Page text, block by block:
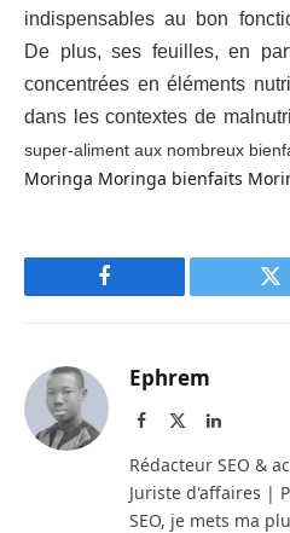
indispensables au bon
De plus, ses feuilles, en
concentrées en éléments
dans les contextes de
super-aliment aux nombreux
Moringa Moringa bienfaits
Facebook
Ephrem
Facebook LinkedIn
Rédacteur SEO &
Juriste d'affaires |
SEO, je mets ma